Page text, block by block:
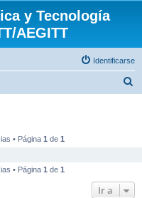
y Tecnología
AEGITT
Identificarse
• Página 1 de 1
• Página 1 de 1
Ir a